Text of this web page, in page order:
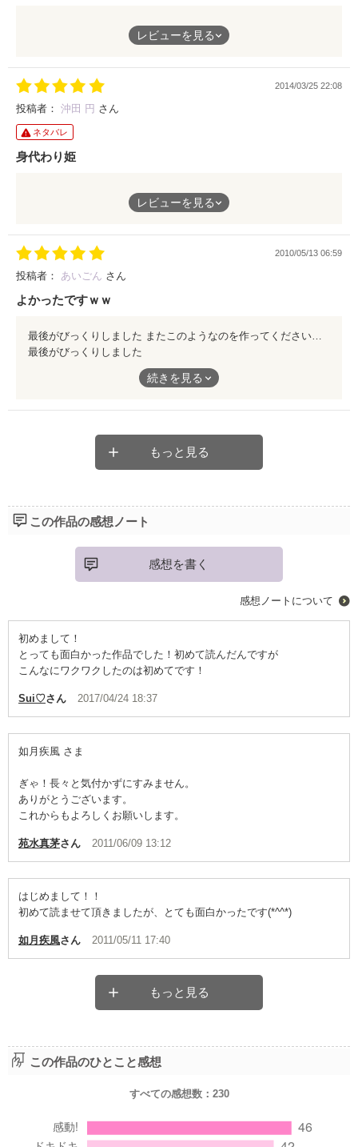
心優しい、清らかな少女レオノーラ。
そんな彼女が妖精と出逢ったことから、物語は進んでいきます。
う。だけど、心暖まる童話。
様々な意味合いを込めて『綺麗な物語』という言葉が相応しい作
品なのではないでしょうか。
レビューを見る
2014/03/25 22:08
投稿者： 沖田 円 さん
ネタバレ
身代わり姫
単に、嫁いだ先の王子様と恋に落ちてハッピーエンド。なお話か
しらと読んでいる途中で思いました。
心の美しい少女レオノーラが、生まれたばかりの妖精に愛された
決して淡々と都合よく進むわけではなく、人の汚いところだとか
悪意とか、そういう部分もいくつも描かれているのだけれど。そ
れでもやっぱりストンと気持ちの良いラストへ繋がって、清々し
くも温かい気持ちにさせてくれました。
優しいストーリーに紛れたとても大切なこと。ぜひ多くの人に見
つけて頂きたいです。
レビューを見る
2010/05/13 06:59
投稿者： あいごん さん
よかったですｗｗ
最後がびっくりしました またこのようなのを作ってくださいｗｗ
最後がびっくりしました
またこのようなのを作ってくださいｗｗ
続きを見る
もっと見る
この作品の感想ノート
感想を書く
感想ノートについて
初めまして！
とっても面白かった作品でした！初めて読んだんですが
こんなにワクワクしたのは初めてです！
Sui♡さん 2017/04/24 18:37
如月疾風 さま
ぎゃ！長々と気付かずにすみません。
ありがとうございます。
これからもよろしくお願いします。
苑水真茅さん 2011/06/09 13:12
はじめまして！！
初めて読ませて頂きましたが、とても面白かったです(*^^*)
如月疾風さん 2011/05/11 17:40
もっと見る
この作品のひとこと感想
すべての感想数： 230